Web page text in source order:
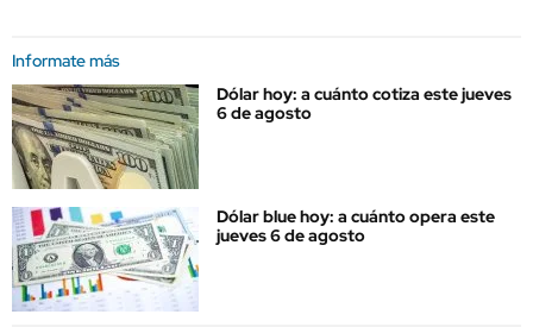
Informate más
Dólar hoy: a cuánto cotiza este jueves
6 de agosto
Dólar blue hoy: a cuánto opera este
jueves 6 de agosto